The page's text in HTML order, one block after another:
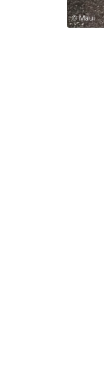
© Maui